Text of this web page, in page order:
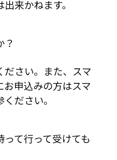
来かねます。
？
ださい。また、スマ
お申込みの方はスマ
ださい。
って行って受けても